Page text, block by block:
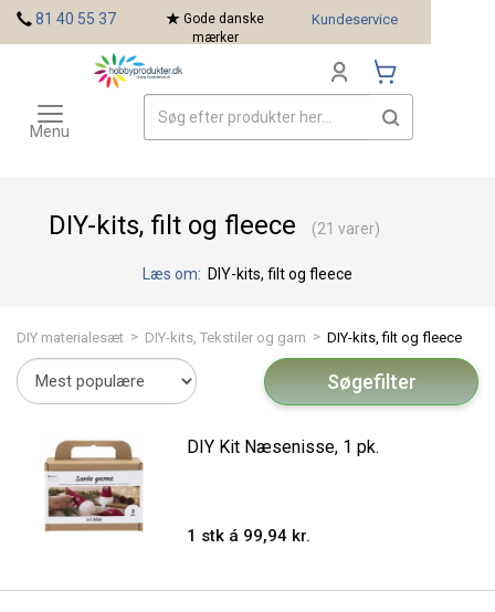
DIY-kits, filt og fleece (21 varer)
Læs om: DIY-kits, filt og fleece
DIY materialesæt > DIY-kits, Tekstiler og garn > DIY-kits, filt og fleece
Søgefilter
DIY Kit Næsenisse, 1 pk.
1 stk á 99,94 kr.
81 40 55 37
Gode danske
mærker
Kundeservice
Toggle
navigation
Menu
Mærker